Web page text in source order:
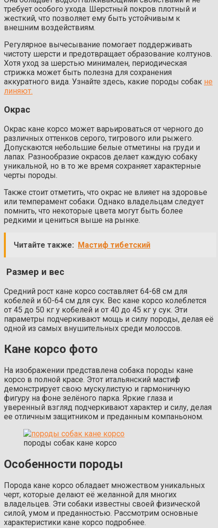
требует особого ухода. Шерстный покров плотный и
жесткий, что позволяет ему быть устойчивым к
внешним воздействиям.
Регулярное вычесывание помогает поддерживать
чистоту шерсти и предотвращает образование колтунов.
Хотя уход за шерстью минимален, периодическая
стрижка может быть полезна для сохранения
аккуратного вида. Узнайте здесь, какие породы собак не
линяют.
Окрас
Окрас кане корсо может варьироваться от черного до
различных оттенков серого, тигрового или рыжего.
Допускаются небольшие белые отметины на груди и
лапах. Разнообразие окрасов делает каждую собаку
уникальной, но в то же время сохраняет характерные
черты породы.
Также стоит отметить, что окрас не влияет на здоровье
или темперамент собаки. Однако владельцам следует
помнить, что некоторые цвета могут быть более
редкими и цениться выше на рынке.
Читайте также: Мастиф тибетский
Размер и вес
Средний рост кане корсо составляет 64-68 см для
кобелей и 60-64 см для сук. Вес кане корсо колеблется
от 45 до 50 кг у кобелей и от 40 до 45 кг у сук. Эти
параметры подчеркивают мощь и силу породы, делая её
одной из самых внушительных среди молоссов.
Кане корсо фото
На изображении представлена собака породы кане
корсо в полной красе. Этот итальянский мастиф
демонстрирует свою мускулистую и гармоничную
фигуру на фоне зелёного парка. Яркие глаза и
уверенный взгляд подчеркивают характер и силу, делая
ее отличным защитником и преданным компаньоном.
породы собак кане корсо
Особенности породы
Порода кане корсо обладает множеством уникальных
черт, которые делают её желанной для многих
владельцев. Эти собаки известны своей физической
силой, умом и преданностью. Рассмотрим основные
характеристики кане корсо подробнее.